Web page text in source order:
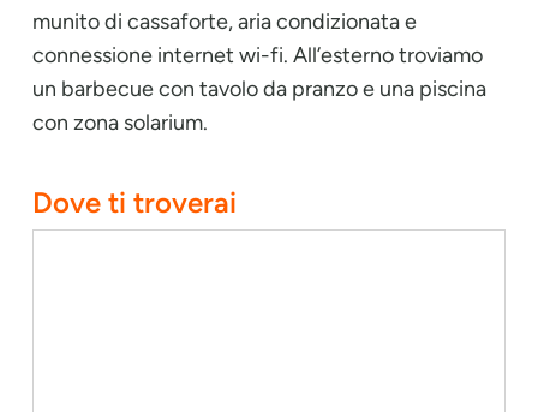
munito di cassaforte, aria condizionata e
connessione internet wi-fi. All’esterno troviamo
un barbecue con tavolo da pranzo e una piscina
con zona solarium.
Dove ti troverai